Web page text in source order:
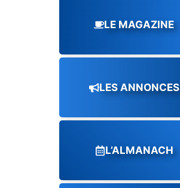
LE MAGAZINE
LES ANNONCES
L’ALMANACH